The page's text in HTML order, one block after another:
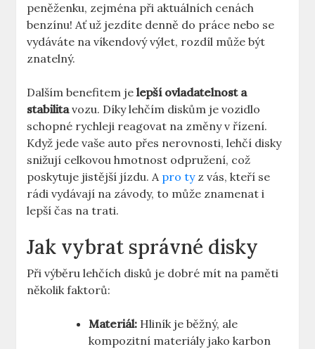
peněženku, zejména při aktuálních cenách
benzínu! Ať už jezdíte denně do⁤ práce nebo se​
vydáváte ​na víkendový ⁢výlet, rozdíl⁢ může být
znatelný.
Dalším benefitem jelepší ovladatelnost a‌
stabilitavozu. Díky ‌lehčím diskům je​ vozidlo
⁤schopné rychleji reagovat na ‌změny v řízení.
⁢Když ‍jede vaše auto ⁢přes nerovnosti,‍ lehčí disky‍
snižují celkovou ‍hmotnost​ odpružení, což ​
poskytuje jistější ⁢jízdu. A pro ⁤tyz vás, ⁣kteří se
⁣rádi vydávají ⁣na závody,⁢ to může znamenat⁣ i
lepší čas ⁢na trati.
Jak vybrat správné‍ disky
Při výběru lehčích⁤ disků je ​dobré ⁤mít na paměti
několik ​faktorů:
Materiál: Hliník je běžný, ale
kompozitní materiály jako karbon